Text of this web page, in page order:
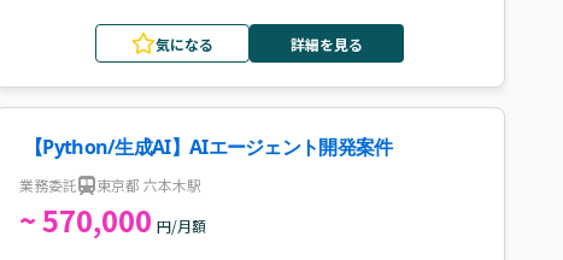
気になる 詳細を見る
【Python/生成AI】AIエージェント開発案件
業務委託 東京都 六本木駅
~ 570,000 円/月額